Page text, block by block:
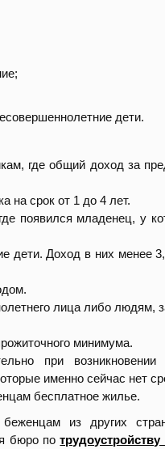
дети.
где общий доход за
на срок от 1 до 4 лет.
появился младенец, у
дети. Доход в них менее
лица либо людям,
минимума.
при возникновении
именно сейчас нет
бесплатное жилье.
беженцам из других
бюро по